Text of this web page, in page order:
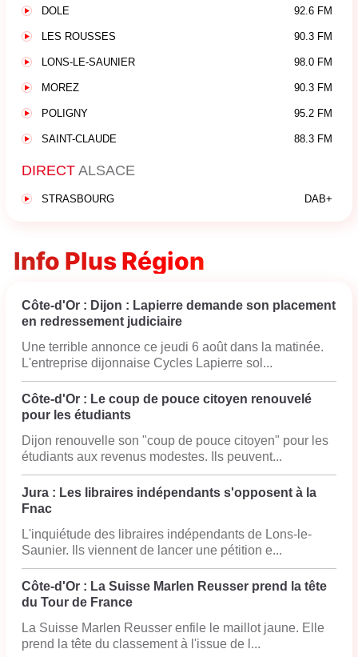
DOLE 92.6 FM
LES ROUSSES 90.3 FM
LONS-LE-SAUNIER 98.0 FM
MOREZ 90.3 FM
POLIGNY 95.2 FM
SAINT-CLAUDE 88.3 FM
DIRECT ALSACE
STRASBOURG DAB+
Info Plus Région
Côte-d'Or : Dijon : Lapierre demande son placement
en redressement judiciaire
Une terrible annonce ce jeudi 6 août dans la matinée.
L'entreprise dijonnaise Cycles Lapierre sol...
Côte-d'Or : Le coup de pouce citoyen renouvelé
pour les étudiants
Dijon renouvelle son "coup de pouce citoyen" pour les
étudiants aux revenus modestes. Ils peuvent...
Jura : Les libraires indépendants s'opposent à la
Fnac
L'inquiétude des libraires indépendants de Lons-le-
Saunier. Ils viennent de lancer une pétition e...
Côte-d'Or : La Suisse Marlen Reusser prend la tête
du Tour de France
La Suisse Marlen Reusser enfile le maillot jaune. Elle
prend la tête du classement à l'issue de l...